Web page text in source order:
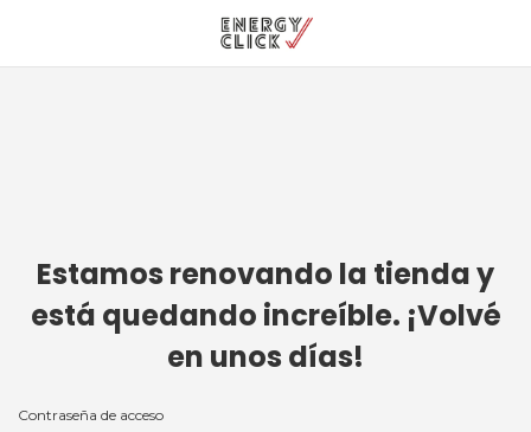
Estamos renovando la tienda y
está quedando increíble. ¡Volvé
en unos días!
Contraseña de acceso